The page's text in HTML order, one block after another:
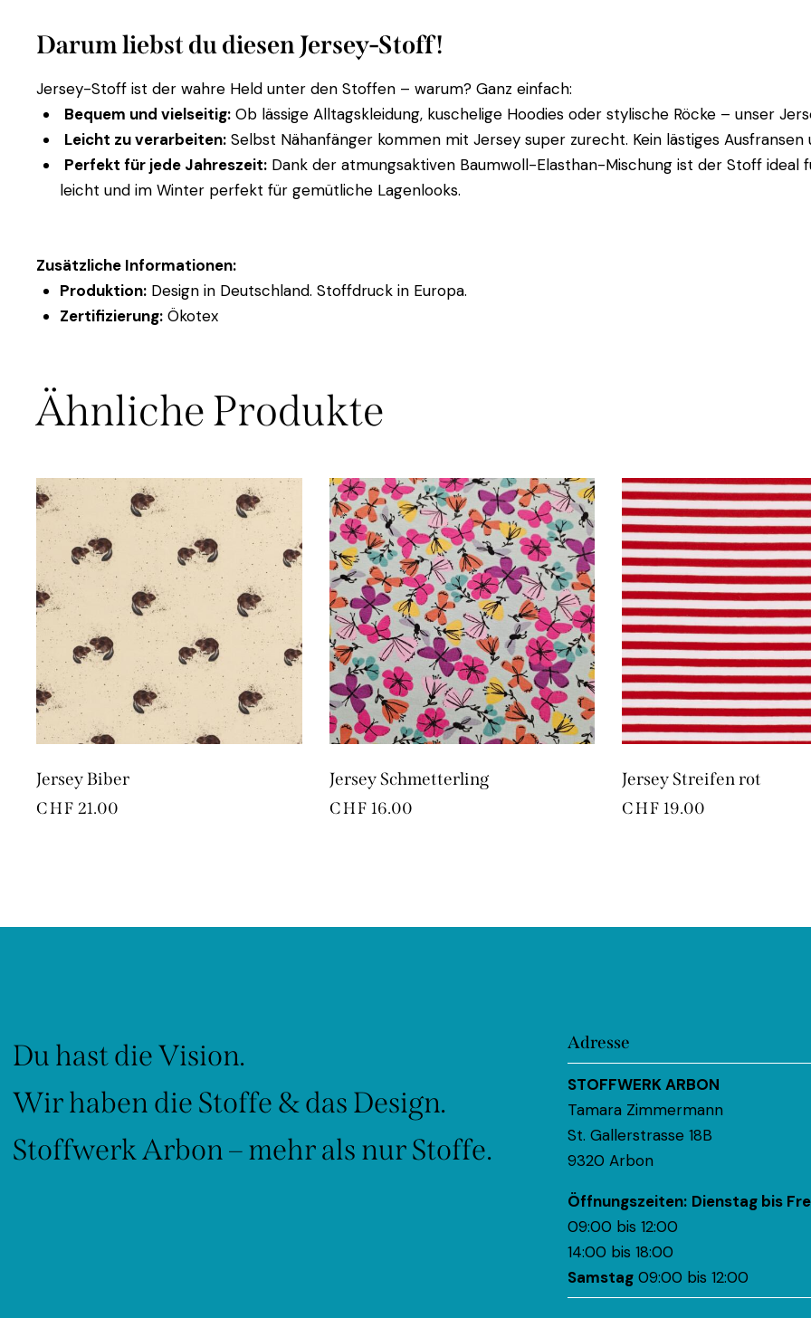
Darum liebst du diesen Jersey-Stoff!
Jersey-Stoff ist der wahre Held unter den Stoffen – warum? Ganz einfach:
Bequem und vielseitig:Ob lässige Alltagskleidung, kuschelige Hoodies oder stylische Röcke – unser
Leicht zu verarbeiten:Selbst Nähanfänger kommen mit Jersey super zurecht. Kein lästiges
Perfekt für jede Jahreszeit:Dank der atmungsaktiven Baumwoll-Elasthan-Mischung ist der Stoff
leicht und im Winter perfekt für gemütliche Lagenlooks.
Zusätzliche Informationen:
Produktion:Design in Deutschland. Stoffdruck in Europa.
Zertifizierung:Ökotex
Ähnliche Produkte
Jersey Biber
CHF 21.00
Jersey Schmetterling
CHF 16.00
Jersey Streifen rot
CHF 19.00
Du hast die Vision.
Wir haben die Stoffe & das Design.
Stoffwerk Arbon – mehr als nur Stoffe.
Adresse
STOFFWERK ARBON
Tamara Zimmermann
St. Gallerstrasse 18B
9320 Arbon
Öffnungszeiten: Dienstag bis
09:00 bis 12:00
14:00 bis 18:00
Samstag09:00 bis 12:00